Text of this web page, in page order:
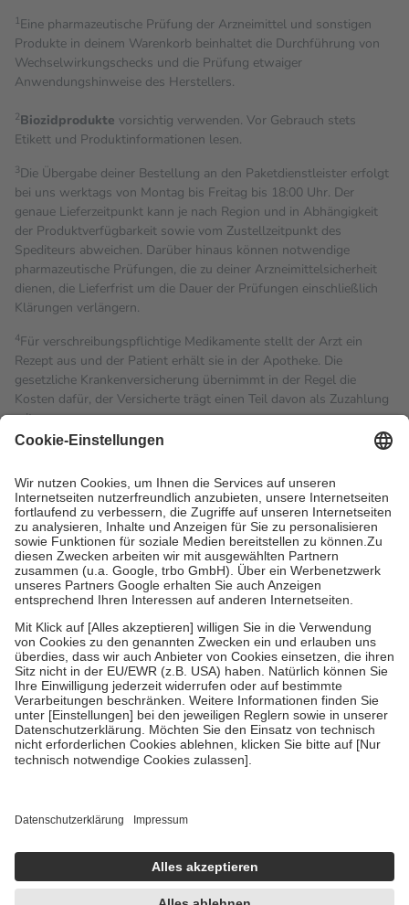
1Eine pharmazeutische Prüfung der Arzneimittel und sonstigen
Produkte in deinem Warenkorb beinhaltet die Durchführung von
Wechselwirkungschecks und die Prüfung etwaiger
Anwendungshinweise des Herstellers.
2Biozidprodukte vorsichtig verwenden. Vor Gebrauch stets
Etikett und Produktinformationen lesen.
3Die Übergabe deiner Bestellung an den Paketdienstleister erfolgt
bei uns werktags von Montag bis Freitag bis 18:00 Uhr. Der
genaue Lieferzeitpunkt kann je nach Region und in Abhängigkeit
der Produktverfügbarkeit sowie vom Zustellzeitpunkt des
Spediteurs abweichen. Darüber hinaus können notwendige
pharmazeutische Prüfungen, die zu deiner Arzneimittelsicherheit
dienen, die Lieferfrist um die Dauer der Prüfungen einschließlich
Klärungen verlängern.
4Für verschreibungspflichtige Medikamente stellt der Arzt ein
Rezept aus und der Patient erhält sie in der Apotheke. Die
gesetzliche Krankenversicherung übernimmt in der Regel die
Kosten dafür, der Versicherte trägt einen Teil davon als Zuzahlung
mit.
Grundsätzlich leisten Mitglieder Zuzahlungen in Höhe von zehn
höchstens zehn Euro.
Es sind jedoch nie mehr als die
tatsächlichen Kosten der Leistung zu entrichten.
Diese Regeln gelten grundsätzlich auch für Online-Apotheken.
Bei Heilmitteln und häuslicher Krankenpflege beträgt die
Zuzahlung zehn Prozent der Kosten sowie zehn Euro je
Verordnung.
Um das Engagement der Versicherten für ihre eigene Gesundheit
zu stärken und die besondere Stellung der Familie zu unterstützen,
fallenkeine Zuzahlungenan bei:
• Kindern und Jugendlichen bis zum vollendeten 18. Lebensjahr
mit Ausnahme der Fahrkosten
• Untersuchungen zur Vorsorge und Früherkennung, die von der
GKV getragen werden
• empfohlenen Schutzimpfungen
• Harn- und Blutteststreifen
getroffen, um sicherzustellen, dass es sich um echte Bewertungen
https://help.etrusted.com/hc/de/articles/4419944605341
Einige Bilder und Inhalte wurden unter Zuhilfenahme künstlicher